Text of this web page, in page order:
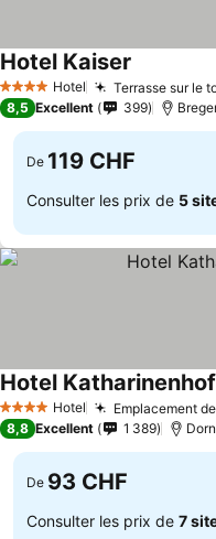
4 Étoiles Hotel Terrasse sur le
Hotel Kaiser
8,5 Excellent 399
De 119 CHF
Consulter les prix de 5
4 Étoiles Hotel Emplacement
Hotel
8,8 Excellent 1 389
De 93 CHF
Consulter les prix de 7